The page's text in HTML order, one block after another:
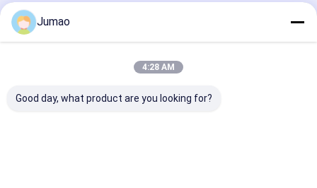
Produits Recommandés
Jumao
4:28 AM
Good day, what product are you looking for?